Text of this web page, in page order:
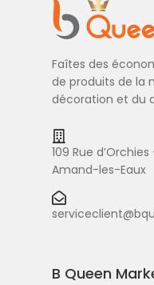
Faîtes des
de produits de la
décoration et du
109 Rue
Amand-les-Eaux
B Queen